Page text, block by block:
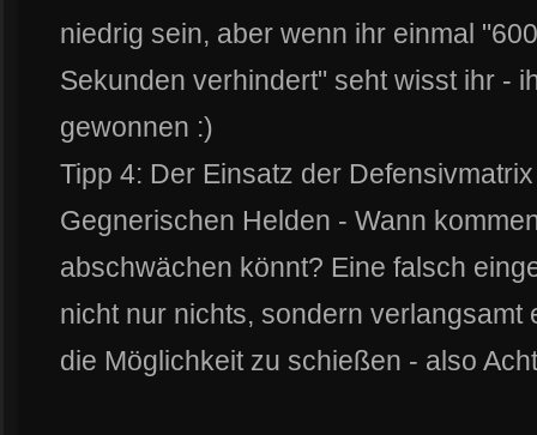
niedrig sein, aber wenn ihr einmal
Sekunden verhindert" seht wisst ihr -
gewonnen :)
Tipp 4: Der Einsatz der
Gegnerischen Helden - Wann
abschwächen könnt? Eine falsch
nicht nur nichts, sondern verlangsamt
die Möglichkeit zu schießen - also